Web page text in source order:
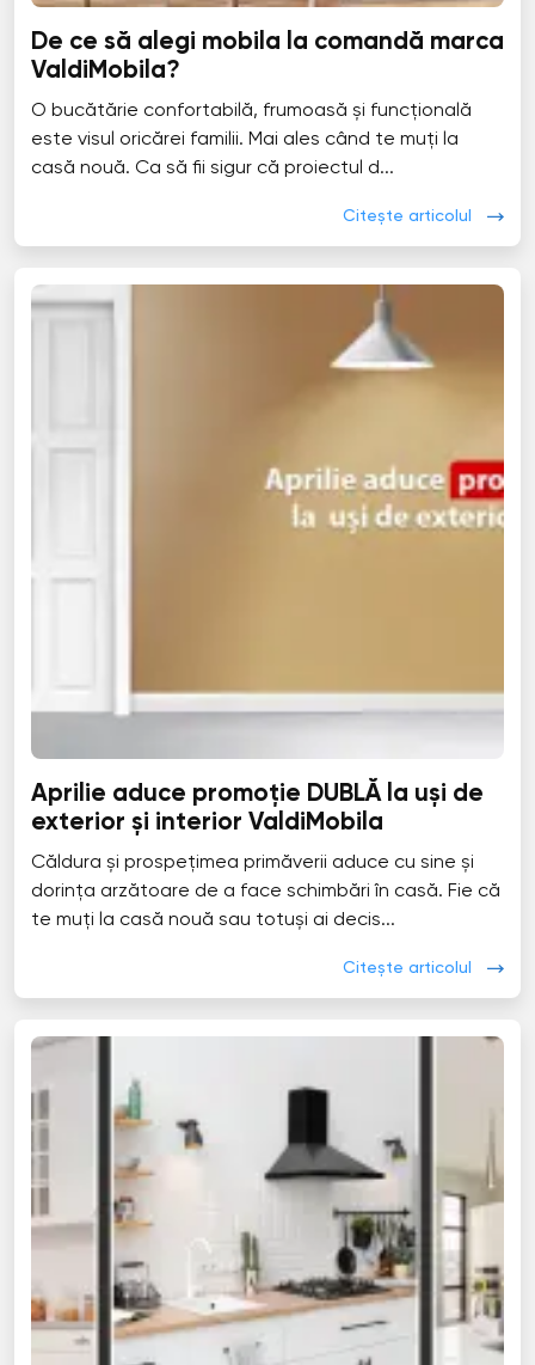
De ce să alegi mobila la comandă marca
ValdiMobila?
O bucătărie confortabilă, frumoasă și funcțională
este visul oricărei familii. Mai ales când te muți la
casă nouă. Ca să fii sigur că proiectul d...
Citește articolul
Aprilie aduce promoție DUBLĂ la uși de
exterior și interior ValdiMobila
Căldura și prospețimea primăverii aduce cu sine și
dorința arzătoare de a face schimbări în casă. Fie că
te muți la casă nouă sau totuși ai decis...
Citește articolul